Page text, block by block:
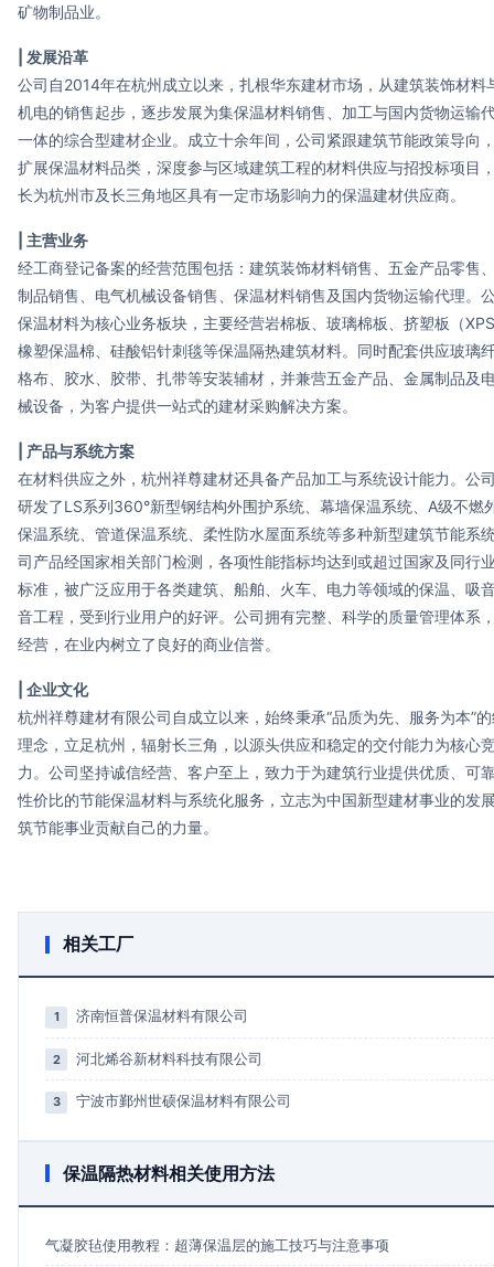
矿物制品业。
| 发展沿革
公司自2014年在杭州成立以来，扎根华东建材市场，从建筑装饰材料
机电的销售起步，逐步发展为集保温材料销售、加工与国内货物运输
一体的综合型建材企业。成立十余年间，公司紧跟建筑节能政策导向
扩展保温材料品类，深度参与区域建筑工程的材料供应与招投标项目
长为杭州市及长三角地区具有一定市场影响力的保温建材供应商。
| 主营业务
经工商登记备案的经营范围包括：建筑装饰材料销售、五金产品零售
制品销售、电气机械设备销售、保温材料销售及国内货物运输代理。
保温材料为核心业务板块，主要经营岩棉板、玻璃棉板、挤塑板（
橡塑保温棉、硅酸铝针刺毯等保温隔热建筑材料。同时配套供应玻璃
格布、胶水、胶带、扎带等安装辅材，并兼营五金产品、金属制品及
械设备，为客户提供一站式的建材采购解决方案。
| 产品与系统方案
在材料供应之外，杭州祥尊建材还具备产品加工与系统设计能力。公
研发了LS系列360°新型钢结构外围护系统、幕墙保温系统、A级不燃
保温系统、管道保温系统、柔性防水屋面系统等多种新型建筑节能系
司产品经国家相关部门检测，各项性能指标均达到或超过国家及同行
标准，被广泛应用于各类建筑、船舶、火车、电力等领域的保温、吸
音工程，受到行业用户的好评。公司拥有完整、科学的质量管理体系
经营，在业内树立了良好的商业信誉。
| 企业文化
杭州祥尊建材有限公司自成立以来，始终秉承“品质为先、服务为本”
理念，立足杭州，辐射长三角，以源头供应和稳定的交付能力为核心
力。公司坚持诚信经营、客户至上，致力于为建筑行业提供优质、可
性价比的节能保温材料与系统化服务，立志为中国新型建材事业的发
筑节能事业贡献自己的力量。
相关工厂
1 济南恒普保温材料有限公司
2 河北烯谷新材料科技有限公司
3 宁波市鄞州世硕保温材料有限公司
保温隔热材料相关使用方法
气凝胶毡使用教程：超薄保温层的施工技巧与注意事项